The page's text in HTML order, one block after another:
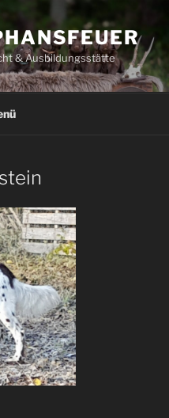
& Ausbildungsstätte